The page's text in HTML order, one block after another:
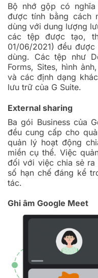
Bộ nhớ gộp có
được tính bằng cách
dùng với dung lượng
các tệp được tạo,
01/06/2021) đều
dùng. Các tệp như
Forms, Sites, hình
và các định dạng
lưu trữ của G Suite.
External sharing
Ba gói Business của
đều cung cấp cho
quản lý hoạt động
miền cụ thể. Việc
đối với việc chia sẻ
số hạn chế đáng kể
tác.
Ghi âm Google Meet